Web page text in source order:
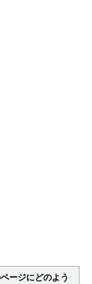
ージにどのよう